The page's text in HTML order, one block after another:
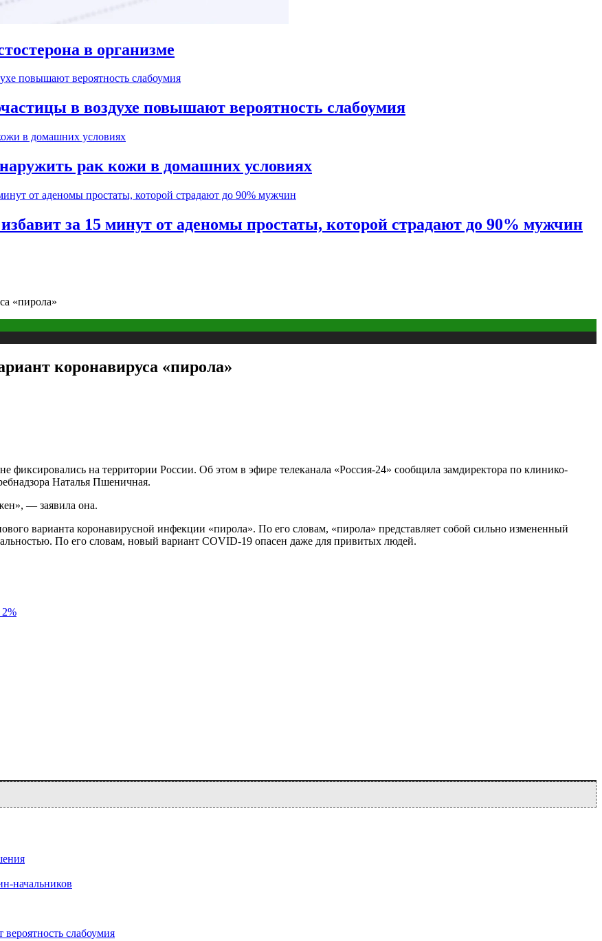
в организме
в воздухе повышают вероятность слабоумия
рак кожи в домашних условиях
за 15 минут от аденомы простаты, которой страдают до 90% мужчин
«пирола»
коронавируса «пирола»
фиксировались на территории России. Об этом в эфире телеканала «Россия-24» сообщила замдиректора по клинико-
Наталья Пшеничная.
— заявила она.
варианта коронавирусной инфекции «пирола». По его словам, «пирола» представляет собой сильно измененный
По его словам, новый вариант COVID-19 опасен даже для привитых людей.
начальников
слабоумия